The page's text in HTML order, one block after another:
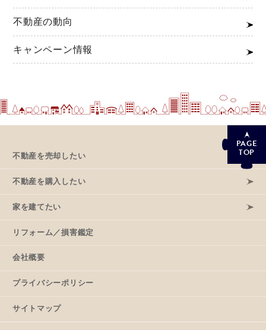
不動産の動向
キャンペーン情報
PAGE
TOP
不動産を売却したい
不動産を購入したい
家を建てたい
リフォーム／損害鑑定
会社概要
プライバシーポリシー
サイトマップ